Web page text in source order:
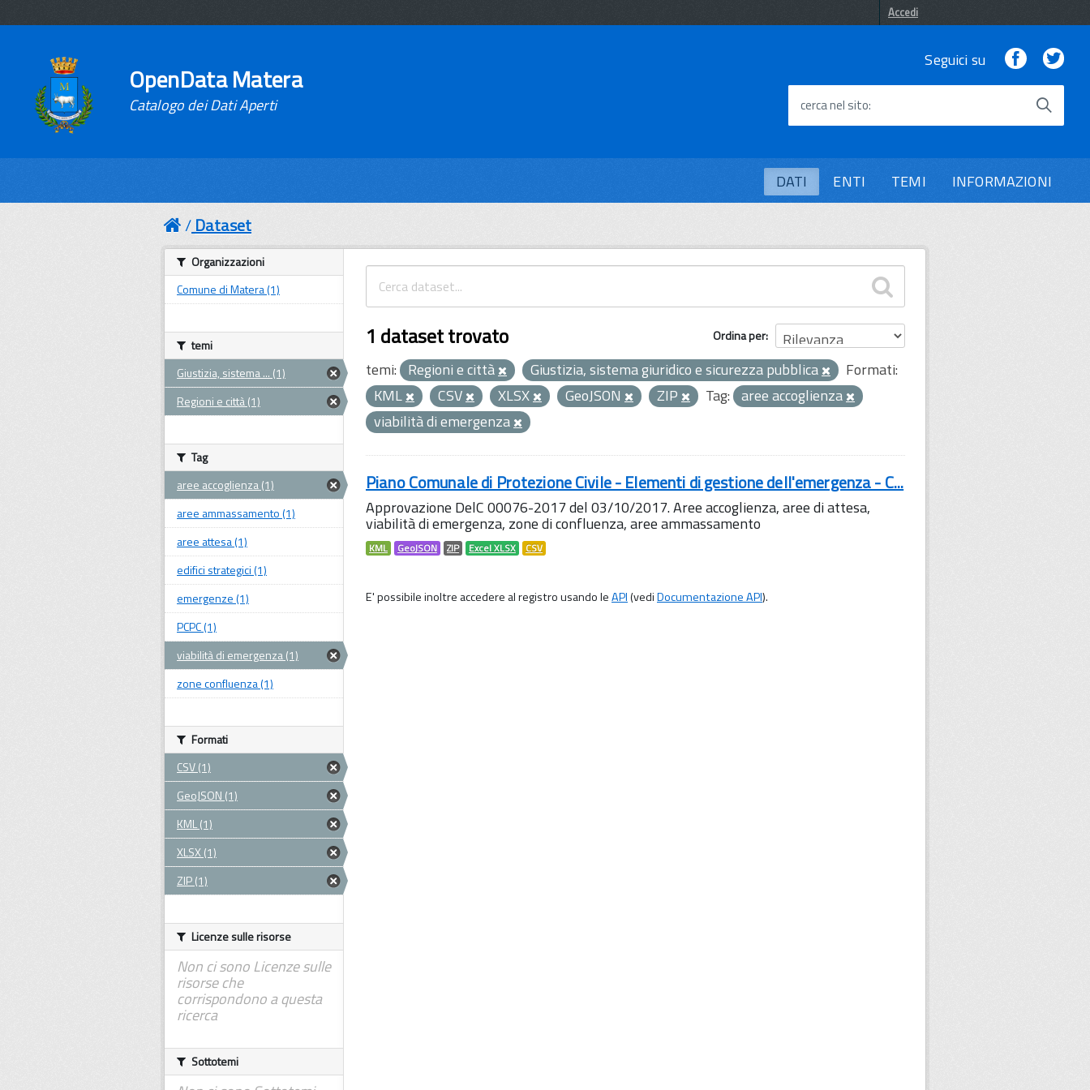
Accedi
OpenData Matera
Catalogo dei Dati Aperti
Seguici su Facebook
cerca nel sito
DATI ENTI TEMI INFORMAZIONI
Dataset
Ordina per
1 dataset trovato
temi: Regioni e città Giustizia, sistema giuridico e sicurezza pubblica
Formati:
KML
CSV XLSX GeoJSON ZIP Tag: aree accoglienza
viabilità di emergenza
Piano Comunale di Protezione Civile - Elementi di gestione dell'emergenza - C...
Approvazione DelC 00076-2017 del 03/10/2017. Aree accoglienza, aree di attesa,
viabilità di emergenza, zone di confluenza, aree ammassamento
KML GeoJSON ZIP Excel XLSX CSV
E' possibile inoltre accedere al registro usando leAPI(vediDocumentazione API).
Organizzazioni
Comune di Matera (1)
temi
Giustizia, sistema ... (1)
Regioni e città (1)
Tag
aree accoglienza (1)
aree ammassamento (1)
aree attesa (1)
edifici strategici (1)
emergenze (1)
PCPC (1)
viabilità di emergenza (1)
zone confluenza (1)
Formati
CSV (1)
GeoJSON (1)
KML (1)
XLSX (1)
ZIP (1)
Licenze sulle risorse
Non ci sono Licenze sulle
risorse che
corrispondono a questa
ricerca
Sottotemi